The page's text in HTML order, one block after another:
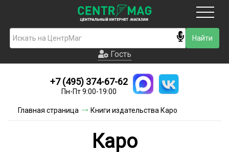
Гость
Новинки
Условия доставки
Гость
+7 (495) 374-67-62
Пн-Пт 9:00-19:00
Главная страница Книги издательства Каро
Каро